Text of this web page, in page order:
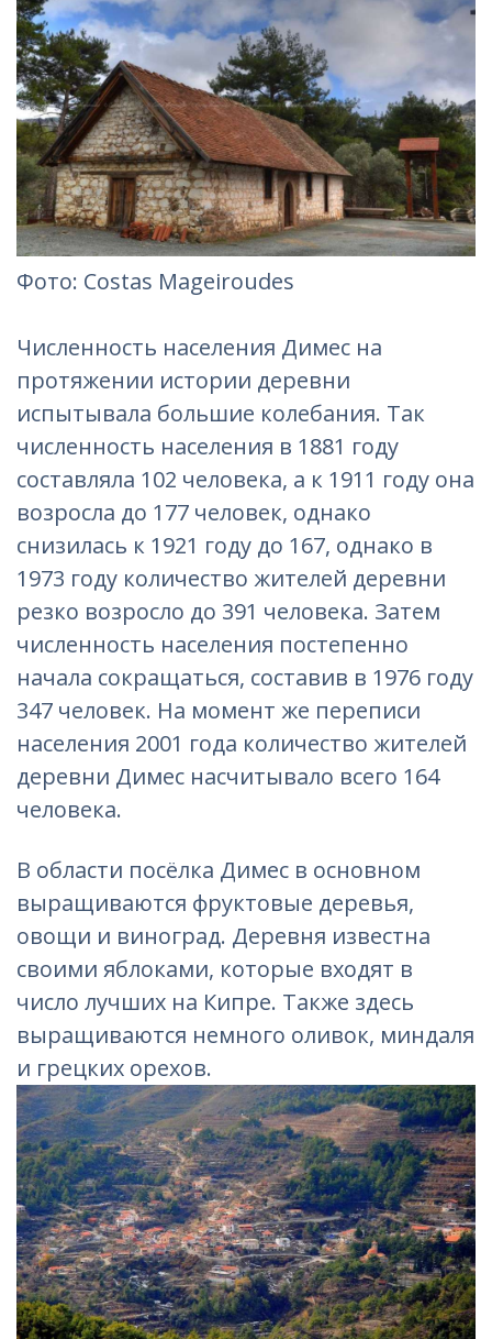
Фотo: Costas Mageiroudes
Численность населения Димес на
протяжении истории деревни
испытывала большие колебания. Так
численность населения в 1881 году
составляла 102 человека, а к 1911 году она
возросла до 177 человек, однако
снизилась к 1921 году до 167, однако в
1973 году количество жителей деревни
резко возросло до 391 человека. Затем
численность населения постепенно
начала сокращаться, составив в 1976 году
347 человек. На момент же переписи
населения 2001 года количество жителей
деревни Димес насчитывало всего 164
человека.
В области посёлка Димес в основном
выращиваются фруктовые деревья,
овощи и виноград. Деревня известна
своими яблоками, которые входят в
число лучших на Кипре. Также здесь
выращиваются немного оливок, миндаля
и грецких орехов.